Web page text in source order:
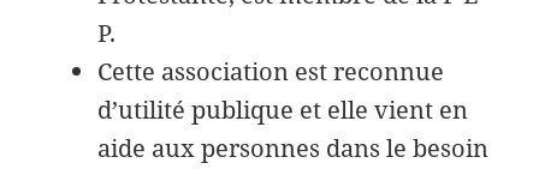
P.
Cette association est reconnue
d’utilité publique et elle vient en
aide aux personnes dans le besoin